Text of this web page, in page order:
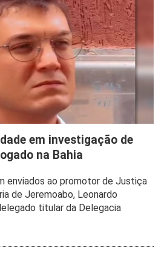
em investigação de
na Bahia
enviados ao promotor de Justiça
de Jeremoabo, Leonardo
titular da Delegacia